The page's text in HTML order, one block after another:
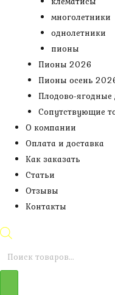
многолетники
однолетники
пионы
Пионы 2026
Пионы осень
Плодово-
Сопутствующие
О компании
Оплата и доставка
Как заказать
Статьи
Отзывы
Контакты
Поиск